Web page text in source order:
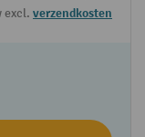
excl. verzendkosten